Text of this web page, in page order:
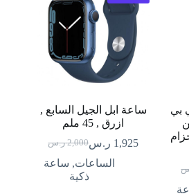
8 جي بي
ساعة ابل الجيل السابع ,
ازرق , 45 ملم
2,000 ر.سالسعر
الأصلي
هو:
1,925 ر.سالسعر
الحالي
هو:
الساعات, ساعة
ذكية